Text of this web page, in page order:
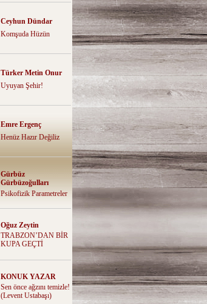
Ceyhun Dündar
Komşuda Hüzün
Türker Metin Onur
Uyuyan Şehir!
Emre Ergenç
Henüz Hazır Değiliz
Gürbüz
Gürbüzoğulları
Psikofizik Parametreler
Oğuz Zeytin
TRABZON’DAN BİR
KUPA GEÇTİ
KONUK YAZAR
Sen önce ağzını temizle!
(Levent Ustabaşı)